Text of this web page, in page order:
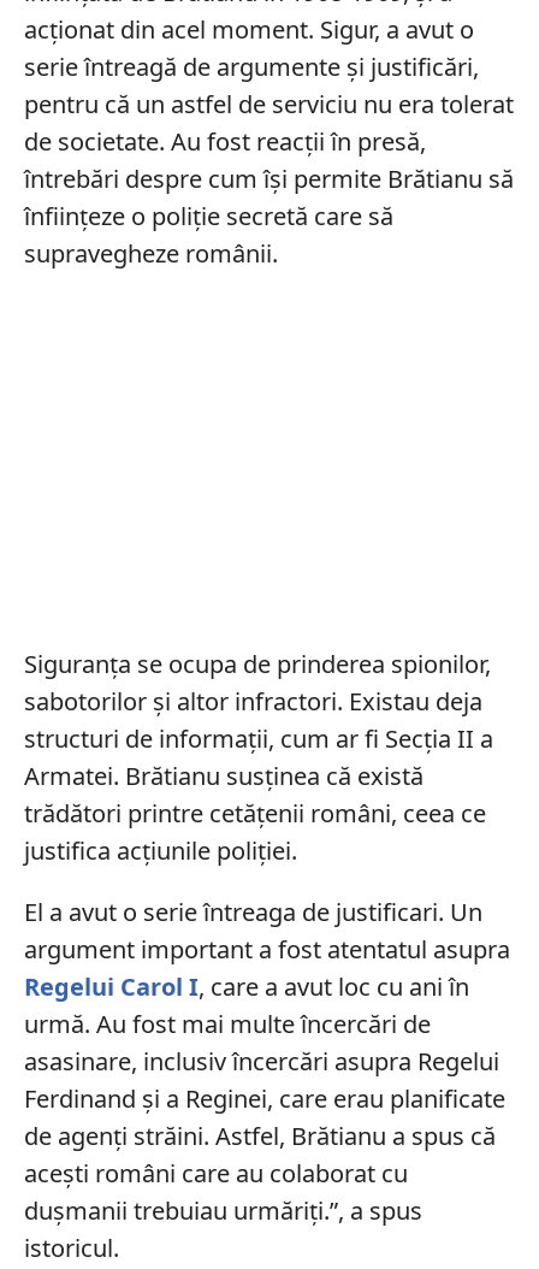
acționat din acel moment. Sigur, a avut o
serie întreagă de argumente și justificări,
pentru că un astfel de serviciu nu era tolerat
de societate. Au fost reacții în presă,
întrebări despre cum își permite Brătianu să
înființeze o poliție secretă care să
supravegheze românii.
Siguranța se ocupa de prinderea spionilor,
sabotorilor și altor infractori. Existau deja
structuri de informații, cum ar fi Secția II a
Armatei. Brătianu susținea că există
trădători printre cetățenii români, ceea ce
justifica acțiunile poliției.
El a avut o serie întreaga de justificari. Un
argument important a fost atentatul asupra
Regelui Carol I, care a avut loc cu ani în
urmă. Au fost mai multe încercări de
asasinare, inclusiv încercări asupra Regelui
Ferdinand și a Reginei, care erau planificate
de agenți străini. Astfel, Brătianu a spus că
acești români care au colaborat cu
dușmanii trebuiau urmăriți.”, a spus
istoricul.